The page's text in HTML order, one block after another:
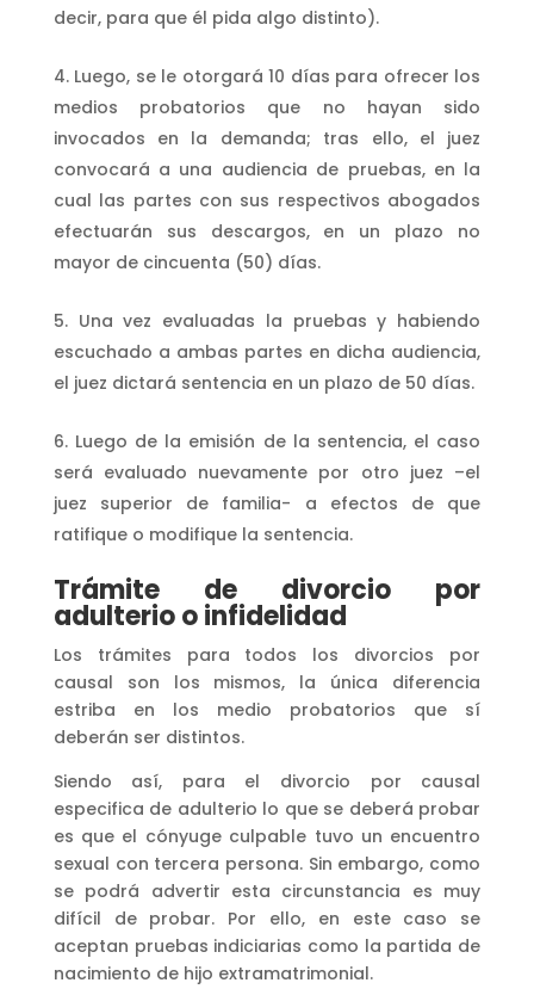
decir, para que él pida algo distinto).
Luego, se le otorgará 10 días para ofrecer los
medios probatorios que no hayan sido
invocados en la demanda; tras ello, el juez
convocará a una audiencia de pruebas, en la
cual las partes con sus respectivos abogados
efectuarán sus descargos, en un plazo no
mayor de cincuenta (50) días.
Una vez evaluadas la pruebas y habiendo
escuchado a ambas partes en dicha audiencia,
el juez dictará sentencia en un plazo de 50 días.
Luego de la emisión de la sentencia, el caso
será evaluado nuevamente por otro juez –el
juez superior de familia- a efectos de que
ratifique o modifique la sentencia.
Trámite de divorcio por
adulterio o infidelidad
Los trámites para todos los divorcios por
causal son los mismos, la única diferencia
estriba en los medio probatorios que sí
deberán ser distintos.
Siendo así, para el divorcio por causal
especifica de adulterio lo que se deberá probar
es que el cónyuge culpable tuvo un encuentro
sexual con tercera persona. Sin embargo, como
se podrá advertir esta circunstancia es muy
difícil de probar. Por ello, en este caso se
aceptan pruebas indiciarias como la partida de
nacimiento de hijo extramatrimonial.